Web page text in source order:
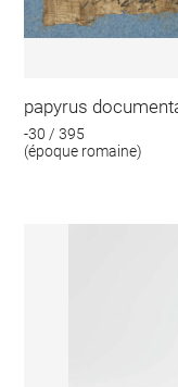
papyrus
-30 / 395
(époque romaine)